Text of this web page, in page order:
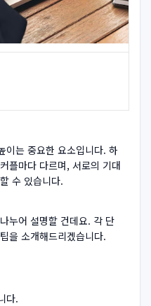
이는 중요한 요소입니다. 하
플마다 다르며, 서로의 기대
수 있습니다.
누어 설명할 건데요. 각 단
을 소개해드리겠습니다.
다.